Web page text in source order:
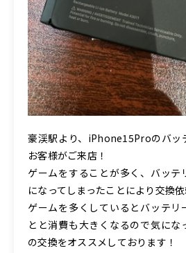
豪渓駅より、iPhone15Proのバッ
お客様がご来店！
ゲームをすることが多く、バッテ
になってしまったことにより交換依
ゲームを多くしているとバッテリ
とと消費も大きくなるので気にな
の交換をオススメしております！